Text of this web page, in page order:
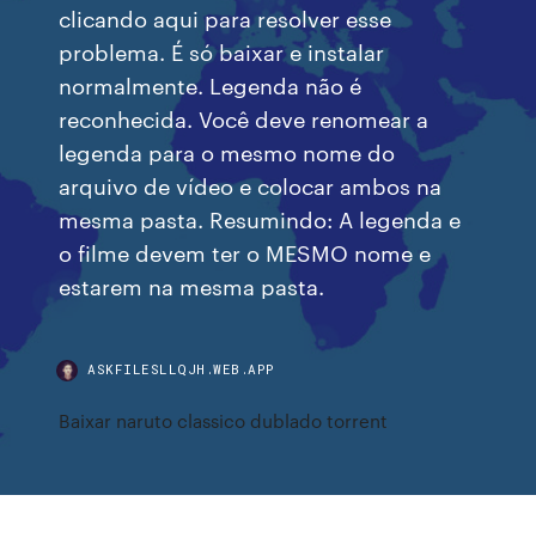
clicando aqui para resolver esse
problema. É só baixar e instalar
normalmente. Legenda não é
reconhecida. Você deve renomear a
legenda para o mesmo nome do
arquivo de vídeo e colocar ambos na
mesma pasta. Resumindo: A legenda e
o filme devem ter o MESMO nome e
estarem na mesma pasta.
ASKFILESLLQJH.WEB.APP
Baixar naruto classico dublado torrent